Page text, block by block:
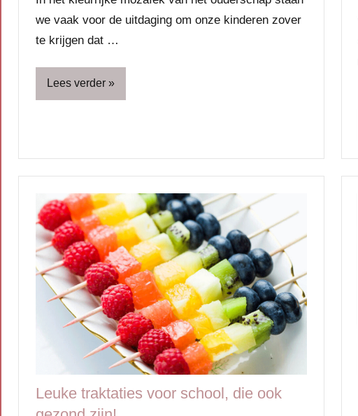
we vaak voor de uitdaging om onze kinderen zover
te krijgen dat …
Lees verder
Gezin
Opvoeding
&
ouderschap
Leuke traktaties voor school, die ook